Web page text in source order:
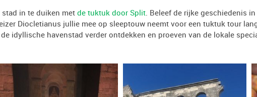
in te duiken met de tuktuk door Split. Beleef de rijke geschiedenis
Diocletianus jullie mee op sleeptouw neemt voor een tuktuk tour
idyllische havenstad verder ontdekken en proeven van de lokale